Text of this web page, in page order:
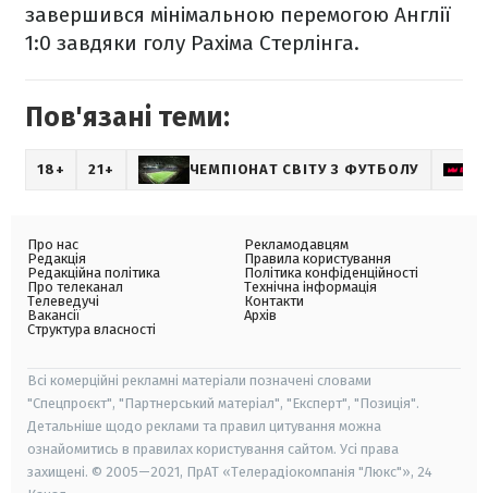
завершився мінімальною перемогою Англії
1:0 завдяки голу Рахіма Стерлінга.
Пов'язані теми:
18+ 21+ ЧЕМПІОНАТ СВІТУ З ФУТБОЛУ
Про нас
Редакція
Редакційна політика
Про телеканал
Телеведучі
Вакансії
Структура власності
Рекламодавцям
Правила користування
Політика конфіденційності
Технічна інформація
Контакти
Архів
Всі комерційні рекламні матеріали позначені словами
"Спецпроєкт", "Партнерський матеріал", "Експерт", "Позиція".
Детальніше щодо реклами та правил цитування можна
ознайомитись в правилах користування сайтом. Усі права
захищені. © 2005—2021, ПрАТ «Телерадіокомпанія "Люкс"», 24